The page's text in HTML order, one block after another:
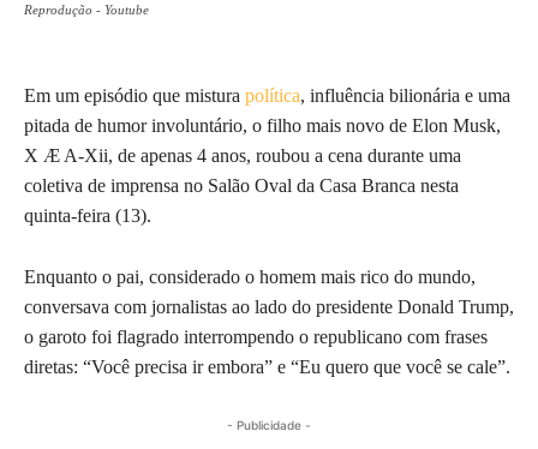
Reprodução - Youtube
Em um episódio que mistura política, influência bilionária e uma
pitada de humor involuntário, o filho mais novo de Elon Musk,
X Æ A-Xii, de apenas 4 anos, roubou a cena durante uma
coletiva de imprensa no Salão Oval da Casa Branca nesta
quinta-feira (13).
Enquanto o pai, considerado o homem mais rico do mundo,
conversava com jornalistas ao lado do presidente Donald Trump,
o garoto foi flagrado interrompendo o republicano com frases
diretas: “Você precisa ir embora” e “Eu quero que você se cale”.
- Publicidade -